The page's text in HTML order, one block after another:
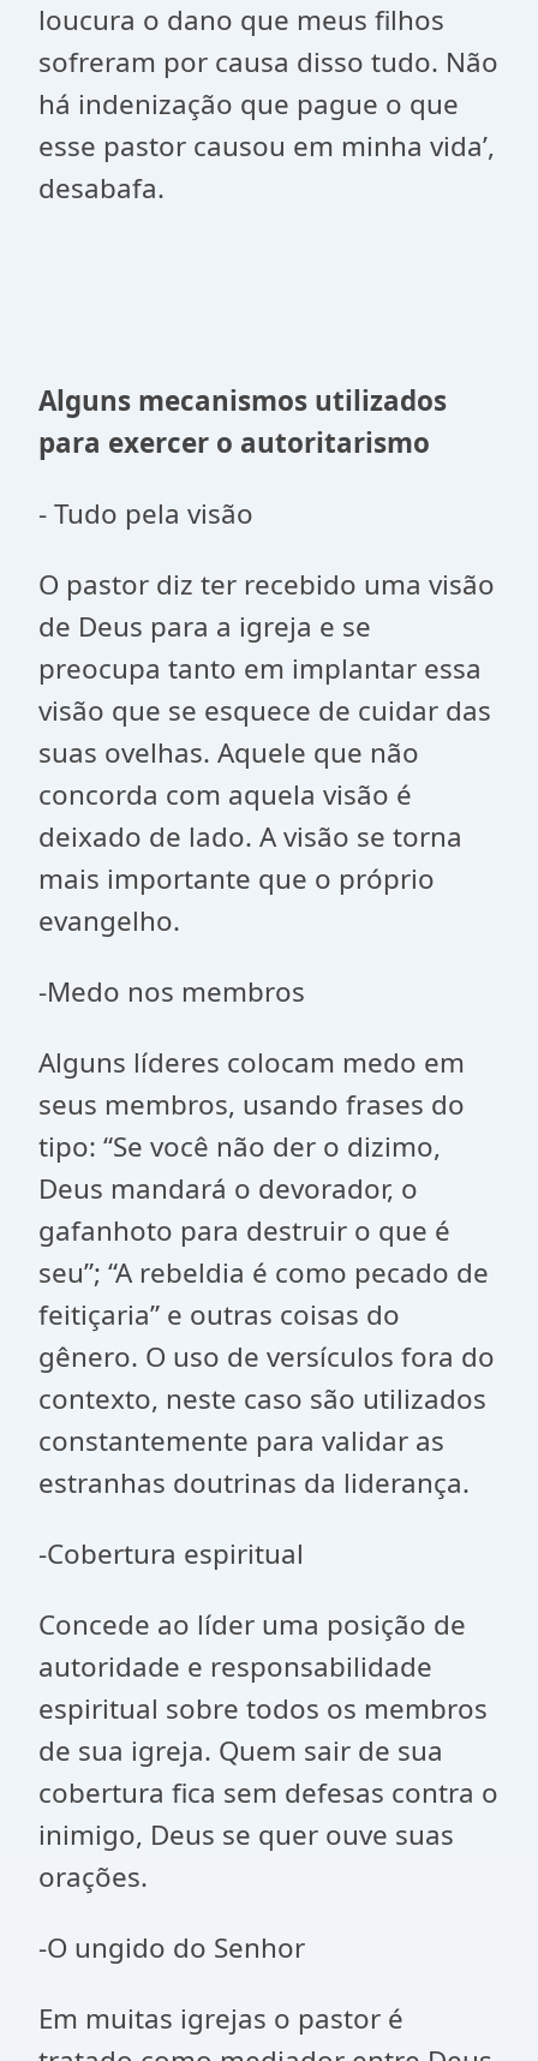
loucura o dano que meus filhos
sofreram por causa disso tudo. Não
há indenização que pague o que
esse pastor causou em minha vida’,
desabafa.
Alguns mecanismos utilizados
para exercer o autoritarismo
- Tudo pela visão
O pastor diz ter recebido uma visão
de Deus para a igreja e se
preocupa tanto em implantar essa
visão que se esquece de cuidar das
suas ovelhas. Aquele que não
concorda com aquela visão é
deixado de lado. A visão se torna
mais importante que o próprio
evangelho.
-Medo nos membros
Alguns líderes colocam medo em
seus membros, usando frases do
tipo: “Se você não der o dizimo,
Deus mandará o devorador, o
gafanhoto para destruir o que é
seu”; “A rebeldia é como pecado de
feitiçaria” e outras coisas do
gênero. O uso de versículos fora do
contexto, neste caso são utilizados
constantemente para validar as
estranhas doutrinas da liderança.
-Cobertura espiritual
Concede ao líder uma posição de
autoridade e responsabilidade
espiritual sobre todos os membros
de sua igreja. Quem sair de sua
cobertura fica sem defesas contra o
inimigo, Deus se quer ouve suas
orações.
-O ungido do Senhor
Em muitas igrejas o pastor é